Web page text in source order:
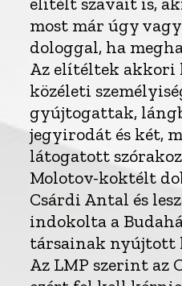
most már úgy
dologgal, ha
Az elítéltek
közéleti
gyújtogattak,
jegyirodát és két,
látogatott
Molotov-koktélt
Csárdi Antal és
indokolta a
társainak nyújtott
Az LMP szerint az